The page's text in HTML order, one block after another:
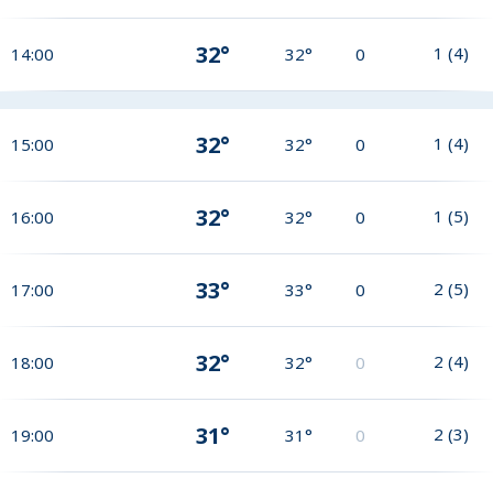
14:00 32° 32° 0 1 (4)
15:00 32° 32° 0 1 (4)
16:00 32° 32° 0 1 (5)
17:00 33° 33° 0 2 (5)
18:00 32° 32° 0 2 (4)
19:00 31° 31° 0 2 (3)